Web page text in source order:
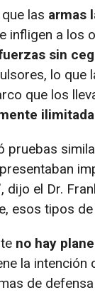
las armas
infligen a los
sin
lo que
que los
pruebas
dijo el Dr.
esos tipos
no hay
la
de